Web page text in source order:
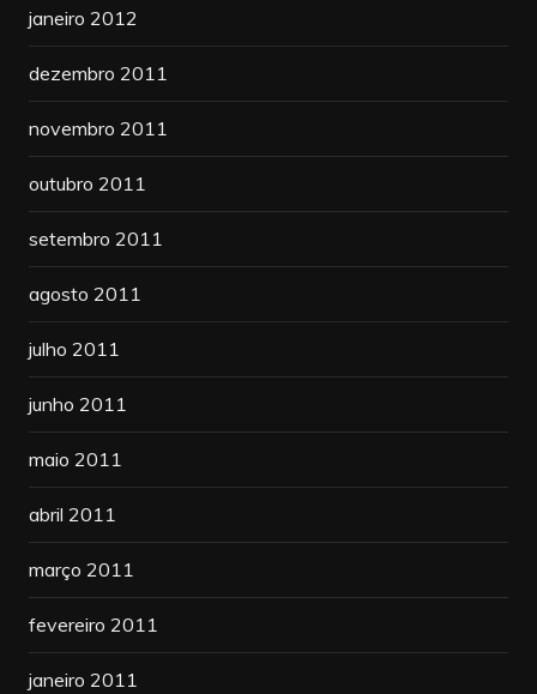
janeiro 2012
dezembro 2011
novembro 2011
outubro 2011
setembro 2011
agosto 2011
julho 2011
junho 2011
maio 2011
abril 2011
março 2011
fevereiro 2011
janeiro 2011